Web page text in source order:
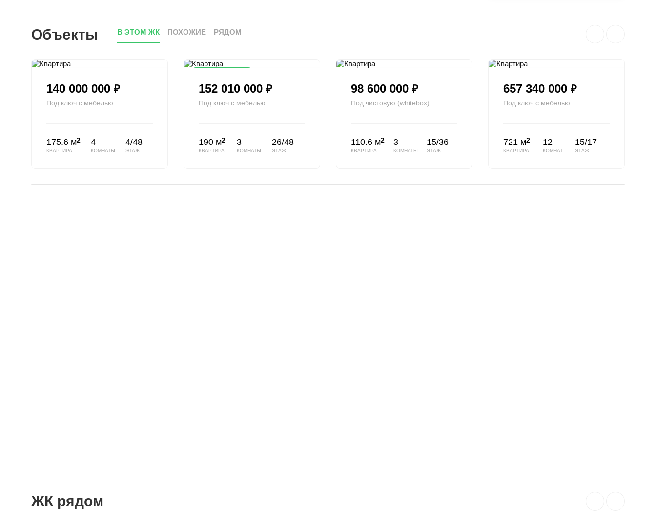
Объекты В ЭТОМ ЖК ПОХОЖИЕ РЯДОМ
140 000 000 ₽
Под ключ с мебелью
175.6 м2
КВАРТИРА
4
КОМНАТЫ
4/48
ЭТАЖ
152 010 000 ₽
Под ключ с мебелью
190 м2
КВАРТИРА
3
КОМНАТЫ
26/48
ЭТАЖ
98 600 000 ₽
Под чистовую (whitebox)
110.6 м2
КВАРТИРА
3
КОМНАТЫ
15/36
ЭТАЖ
657 340 000 ₽
Под ключ с мебелью
721 м2
КВАРТИРА
12
КОМНАТ
15/17
ЭТАЖ
ЖК рядом